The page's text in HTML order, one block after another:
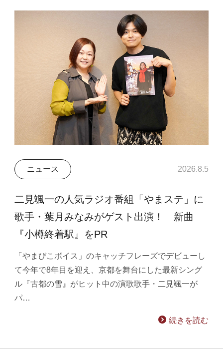
ニュース 2026.8.5
二見颯一の人気ラジオ番組「やまステ」に
歌手・葉月みなみがゲスト出演！ 新曲
『小樽終着駅』をPR
「やまびこボイス」のキャッチフレーズでデビューし
て今年で8年目を迎え、京都を舞台にした最新シング
ル『古都の雪』がヒット中の演歌歌手・二見颯一が
パ…
続きを読む